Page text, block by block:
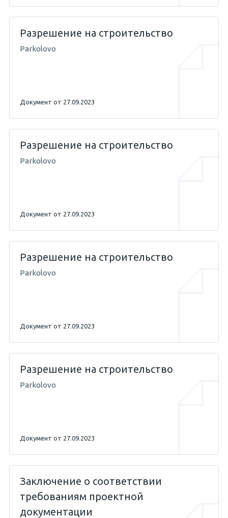
Разрешение на строительство
Parkolovo
Документ от 27.09.2023
Разрешение на строительство
Parkolovo
Документ от 27.09.2023
Разрешение на строительство
Parkolovo
Документ от 27.09.2023
Разрешение на строительство
Parkolovo
Документ от 27.09.2023
Заключение о соответствии
требованиям проектной
документации